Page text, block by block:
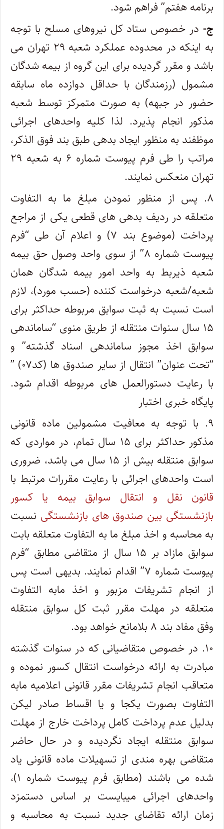
برنامه هفتم” فراهم شود.
ج- در خصوص ستاد کل نیروهای مسلح با توجه
به اینکه در محدوده عملکرد شعبه ۲۹ تهران می
باشد و مقرر گردیده برای این گروه از بیمه شدگان
مشمول (رزمندگان با حداقل دوازده ماه سابقه
حضور در جبهه) به صورت متمرکز توسط شعبه
مذکور انجام پذیرد. لذا کلیه واحدهای اجرائی
موظفند به منظور ایجاد بدهی طبق بند فوق الذکر،
مراتب را طی فرم پیوست شماره ۶ به شعبه ۲۹
تهران منعکس نمایند.
۸. پس از منظور نمودن مبلغ ما به التفاوت
متعلقه در ردیف بدهی های قطعی یکی از مراجع
پرداخت (موضوع بند ۷) و اعلام آن طی “فرم
پیوست شماره ۸” از سوی واحد وصول حق بیمه
شعبه ذیربط به واحد امور بیمه شدگان همان
شعبه/شعبه درخواست کننده (حسب مورد)، لازم
است نسبت به ثبت سوابق مربوطه حداکثر برای
۱۵ سال سنوات منتقله از طریق منوی “ساماندهی
سوابق اخذ مجوز ساماندهی اسناد گذشته” و
“تحت عنوان” انتقال از سایر صندوق ها (کد۰۷) ”
با رعایت دستورالعمل های مربوطه اقدام شود.
پایگاه خبری اختبار
۹. با توجه به معافیت مشمولین ماده قانونی
مذکور حداکثر برای ۱۵ سال تمام، در مواردی که
سوابق منتقله بیش از ۱۵ سال می باشد، ضروری
است واحدهای اجرائی با رعایت مقررات مرتبط با
قانون نقل و انتقال سوابق بیمه یا کسور
بازنشستگی بین صندوق های بازنشستگی نسبت
به محاسبه و اخذ مبلغ ما به التفاوت متعلقه بابت
سوابق مازاد بر ۱۵ سال از متقاضی مطابق “فرم
پیوست شماره ۷” اقدام نمایند. بدیهی است پس
از انجام تشریفات مزبور و اخذ مابه التفاوت
متعلقه در مهلت مقرر ثبت کل سوابق منتقله
وفق مفاد بند ۸ بلامانع خواهد بود.
۱۰. در خصوص متقاضیانی که در سنوات گذشته
مبادرت به ارائه درخواست انتقال کسور نموده و
متعاقب انجام تشریفات مقرر قانونی اعلامیه مابه
التفاوت بصورت یکجا و یا اقساط صادر لیکن
بدلیل عدم پرداخت کامل پرداخت خارج از مهلت
سوابق منتقله ایجاد نگردیده و در حال حاضر
متقاضی بهره مندی از تسهیلات ماده قانونی یاد
شده می باشند (مطابق فرم پیوست شماره ۱)،
واحدهای اجرائی میبایست بر اساس دستمزد
زمان ارائه تقاضای جدید نسبت به محاسبه و